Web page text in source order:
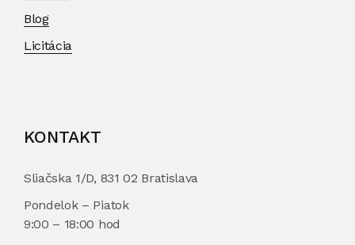
Blog
Licitácia
KONTAKT
Sliačska 1/D, 831 02 Bratislava
Pondelok – Piatok
9:00 – 18:00 hod